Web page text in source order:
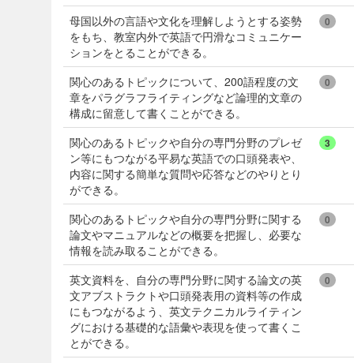
母国以外の言語や文化を理解しようとする姿勢
をもち、教室内外で英語で円滑なコミュニケー
ションをとることができる。
0
関心のあるトピックについて、200語程度の文
章をパラグラフライティングなど論理的文章の
構成に留意して書くことができる。
0
関心のあるトピックや自分の専門分野のプレゼ
ン等にもつながる平易な英語での口頭発表や、
内容に関する簡単な質問や応答などのやりとり
ができる。
3
関心のあるトピックや自分の専門分野に関する
論文やマニュアルなどの概要を把握し、必要な
情報を読み取ることができる。
0
英文資料を、自分の専門分野に関する論文の英
文アブストラクトや口頭発表用の資料等の作成
にもつながるよう、英文テクニカルライティン
グにおける基礎的な語彙や表現を使って書くこ
とができる。
0